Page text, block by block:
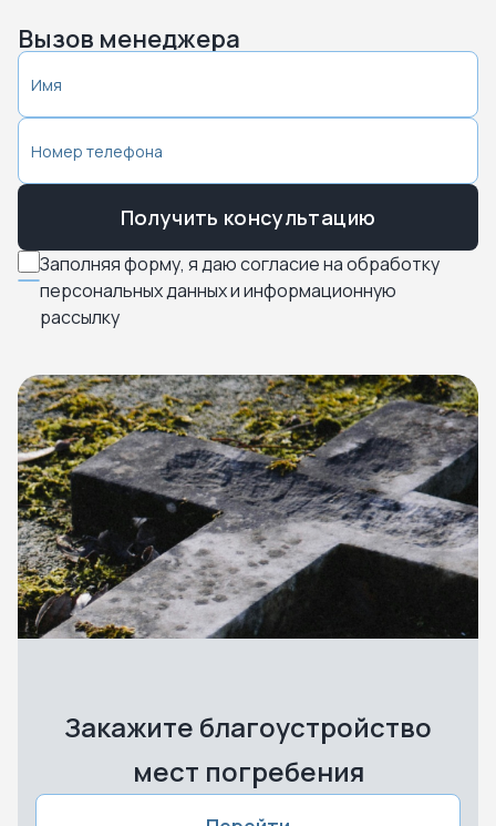
Вызов менеджера
Заполняя форму, я даю согласие на обработку
персональных данных и информационную
рассылку
Получить консультацию
Закажите благоустройство
мест погребения